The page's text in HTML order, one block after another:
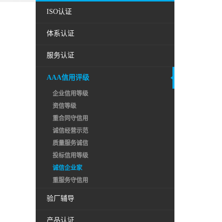
ISO认证
体系认证
服务认证
AAA信用评级
企业信用等级
资信等级
重合同守信用
诚信经营示范
质量服务诚信
投标信用等级
诚信企业家
重服务守信用
验厂辅导
产品认证